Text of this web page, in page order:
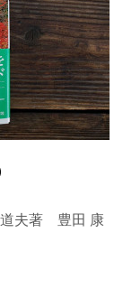
夫著 豊田 康